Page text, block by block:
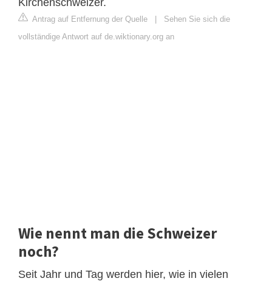
Kirchenschweizer.
Antrag auf Entfernung der Quelle
Sehen Sie sich die
vollständige Antwort auf de.wiktionary.org an
Wie nennt man die Schweizer
noch?
Seit Jahr und Tag werden hier, wie in vielen